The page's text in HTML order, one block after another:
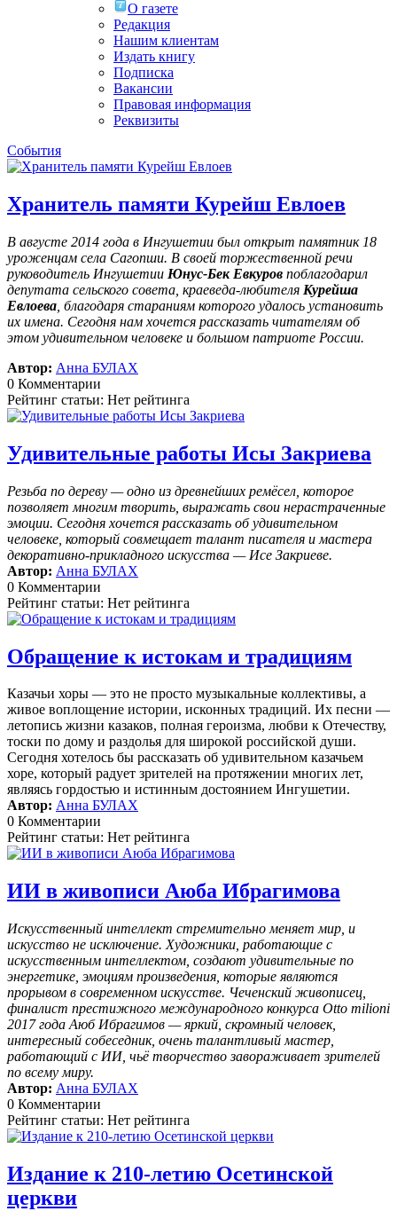
О газете
Редакция
Нашим клиентам
Издать книгу
Подписка
Вакансии
Правовая информация
Реквизиты
События
Хранитель памяти Курейш Евлоев
В августе 2014 года в Ингушетии был открыт памятник 18
уроженцам села Сагопши. В своей торжественной речи
руководитель Ингушетии Юнус-Бек Евкуров поблагодарил
депутата сельского совета, краеведа-любителя Курейша
Евлоева , благодаря стараниям которого удалось установить
их имена. Сегодня нам хочется рассказать читателям об
этом удивительном человеке и большом патриоте России.
Автор: Анна БУЛАХ
0 Комментарии
Рейтинг статьи: Нет рейтинга
Удивительные работы Исы Закриева
Резьба по дереву — одно из древнейших ремёсел, которое
позволяет многим творить, выражать свои нерастраченные
эмоции. Сегодня хочется рассказать об удивительном
человеке, который совмещает талант писателя и мастера
декоративно-прикладного искусства — Исе Закриеве.
Автор: Анна БУЛАХ
0 Комментарии
Рейтинг статьи: Нет рейтинга
Обращение к истокам и традициям
Казачьи хоры — это не просто музыкальные коллективы, а
живое воплощение истории, исконных традиций. Их песни —
летопись жизни казаков, полная героизма, любви к Отечеству,
тоски по дому и раздолья для широкой российской души.
Сегодня хотелось бы рассказать об удивительном казачьем
хоре, который радует зрителей на протяжении многих лет,
являясь гордостью и истинным достоянием Ингушетии.
Автор: Анна БУЛАХ
0 Комментарии
Рейтинг статьи: Нет рейтинга
ИИ в живописи Аюба Ибрагимова
Искусственный интеллект стремительно меняет мир, и
искусство не исключение. Художники, работающие с
искусственным интеллектом, создают удивительные по
энергетике, эмоциям произведения, которые являются
прорывом в современном искусстве. Чеченский живописец,
финалист престижного международного конкурса Otto milioni
2017 года Аюб Ибрагимов — яркий, скромный человек,
интересный собеседник, очень талантливый мастер,
работающий с ИИ, чьё творчество завораживает зрителей
по всему миру.
Автор: Анна БУЛАХ
0 Комментарии
Рейтинг статьи: Нет рейтинга
Издание к 210-летию Осетинской
церкви